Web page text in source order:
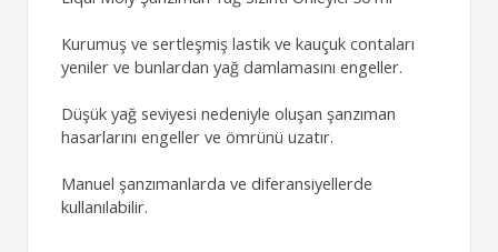
Kurumuş ve sertleşmiş lastik ve kauçuk contaları
yeniler ve bunlardan yağ damlamasını engeller.
Düşük yağ seviyesi nedeniyle oluşan şanzıman
hasarlarını engeller ve ömrünü uzatır.
Manuel şanzımanlarda ve diferansiyellerde
kullanılabilir.